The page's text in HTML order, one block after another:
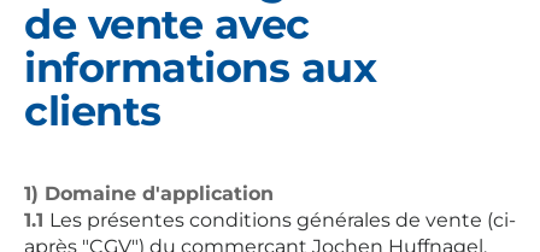
de vente avec
informations aux
clients
1) Domaine d'application
1.1 Les présentes conditions générales de vente (ci-
après "CGV") du commerçant Jochen Huffnagel,